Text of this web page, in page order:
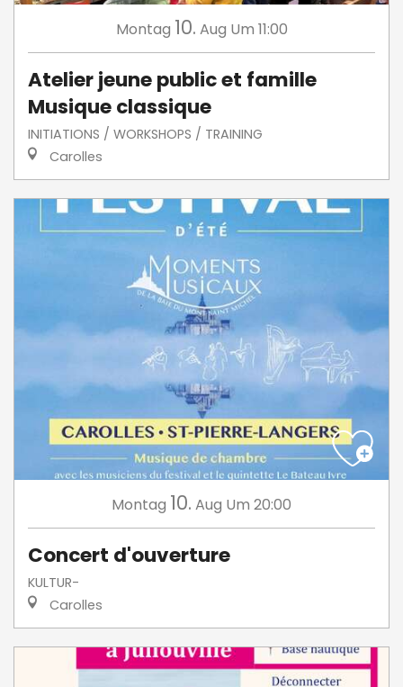
Montag 10. Aug Um 11:00
Atelier jeune public et famille
Musique classique
INITIATIONS / WORKSHOPS / TRAINING
Carolles
Montag 10. Aug Um 20:00
Concert d'ouverture
KULTUR-
Carolles